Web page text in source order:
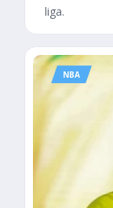
liga.
NBA